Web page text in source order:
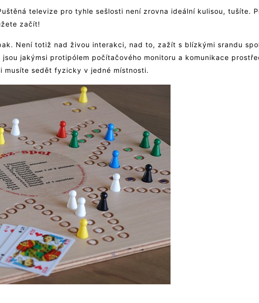
televize pro tyhle sešlosti není zrovna ideální kulisou, tušíte.
začít!
Není totiž nad živou interakci, nad to, zažít s blízkými srandu
jakýmsi protipólem počítačového monitoru a komunikace
sedět fyzicky v jedné místnosti.